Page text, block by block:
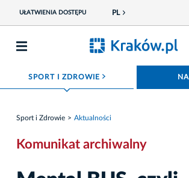
UŁATWIENIA DOSTĘPU PL
SPORT I ZDROWIE ROZWIŃ MENU
Sport i Zdrowie Aktualności
Komunikat archiwalny